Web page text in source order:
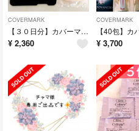
COVERMARK
【３０日分】カバーマーク フローレスフィット ファンデーション 〈FR20〉
¥ 2,360
COVERMARK
¥ 3,700